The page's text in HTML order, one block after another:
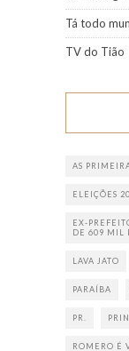
Tá todo
TV do Tião
AS
ELEIÇÕES
EX-
DE 609 MIL
LAVA JATO
PARAÍBA
PR.
ROMERO É